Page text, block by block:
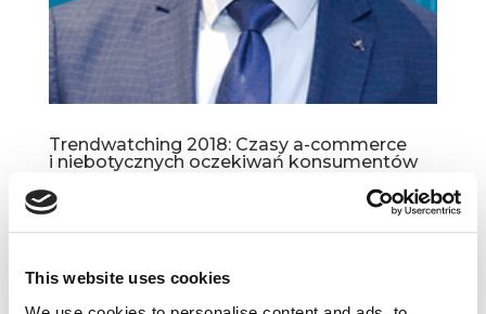
This website uses cookies
Trendwatching 2018: Czasy a-commerce
i niebotycznych oczekiwań konsumentów
Świeżo opublikowany Trend Report 2018 to jak
do działania. Nawet jeśli niektóre wizje z pozoru
wydają się zbyt odległe, to analiza konkretnych